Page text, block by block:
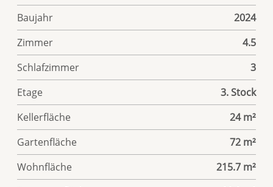
Baujahr
2024
Zimmer
4.5
Schlafzimmer
3
Etage
3. Stock
Kellerfläche
24 m²
Gartenfläche
72 m²
Wohnfläche
215.7 m²